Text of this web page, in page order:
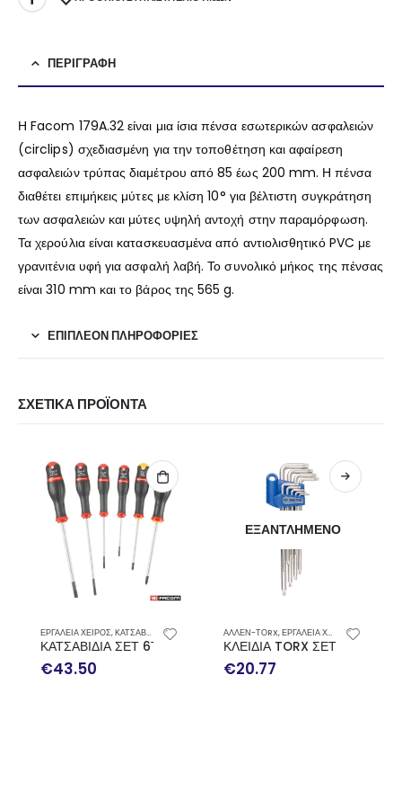
ΠΕΡΙΓΡΑΦΉ
Η Facom 179A.32 είναι μια ίσια πένσα εσωτερικών ασφαλειών
(circlips) σχεδιασμένη για την τοποθέτηση και αφαίρεση
ασφαλειών τρύπας διαμέτρου από 85 έως 200 mm. Η πένσα
διαθέτει επιμήκεις μύτες με κλίση 10° για βέλτιστη συγκράτηση
των ασφαλειών και μύτες υψηλή αντοχή στην παραμόρφωση.
Τα χερούλια είναι κατασκευασμένα από αντιολισθητικό PVC με
γρανιτένια υφή για ασφαλή λαβή. Το συνολικό μήκος της πένσας
είναι 310 mm και το βάρος της 565 g.
ΕΠΙΠΛΈΟΝ ΠΛΗΡΟΦΟΡΊΕΣ
ΣΧΕΤΙΚΆ ΠΡΟΪΌΝΤΑ
ΕΡΓΑΛΕΙΑ ΧΕΙΡΟΣ,ΚΑΤΣΑΒΙΔΙΑ
ΚΑΤΣΑΒΙΔΙΑ ΣΕΤ 6ΤΕΜ FACOM ATP.J6PB
€43.50
ΕΞΑΝΤΛΗΜΈΝΟ
ΑΛΛΕΝ-ΤΟRX,ΕΡΓΑΛΕΙΑ ΧΕΙΡΟΣ
ΚΛΕΙΔΙΑ TORX ΣΕΤ 9ΤΕΜ
€20.77